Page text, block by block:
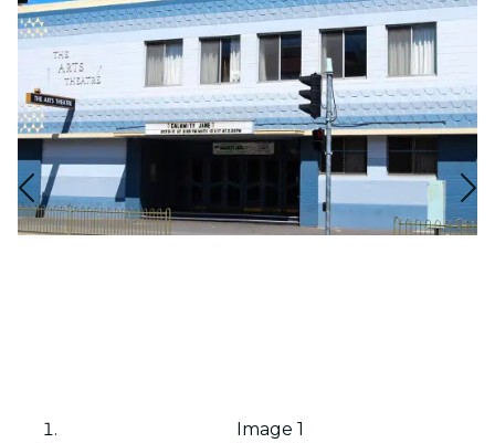
Image 1